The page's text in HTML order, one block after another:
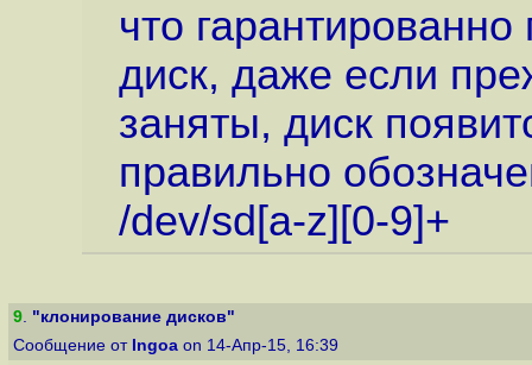
что
диск, даже если
заняты, диск
правильно
/dev/sd[a-z][0-9]+
9. "клонирование дисков"
Сообщение от Ingoa on 14-Апр-15, 16:39